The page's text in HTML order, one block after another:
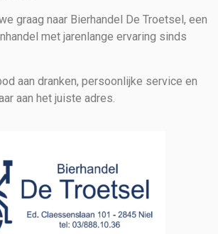
graag naar Bierhandel De Troetsel, een
met jarenlange ervaring sinds
aan dranken, persoonlijke service en
aan het juiste adres.